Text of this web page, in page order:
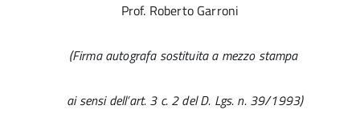
Prof. Roberto Garroni
(Firma autografa sostituita a mezzo stampa
ai sensi dell’art. 3 c. 2 del D. Lgs. n. 39/1993)